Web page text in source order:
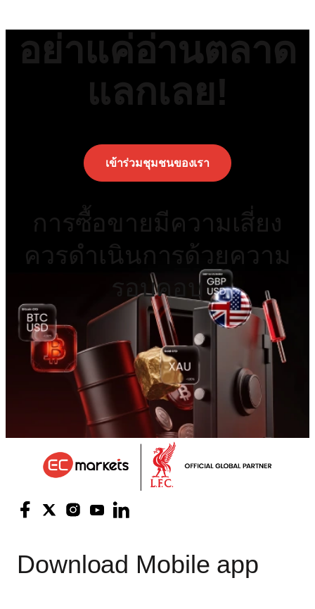
อย่าแค่อ่านตลาด
แลกเลย!
เข้าร่วมชุมชนของเรา
การซื้อขายมีความเสี่ยง
ควรดำเนินการด้วยความ
รอบคอบ
Download Mobile app